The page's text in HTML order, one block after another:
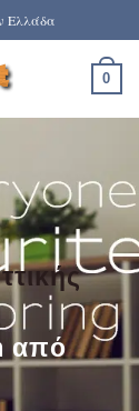
Ελλάδα
0
από